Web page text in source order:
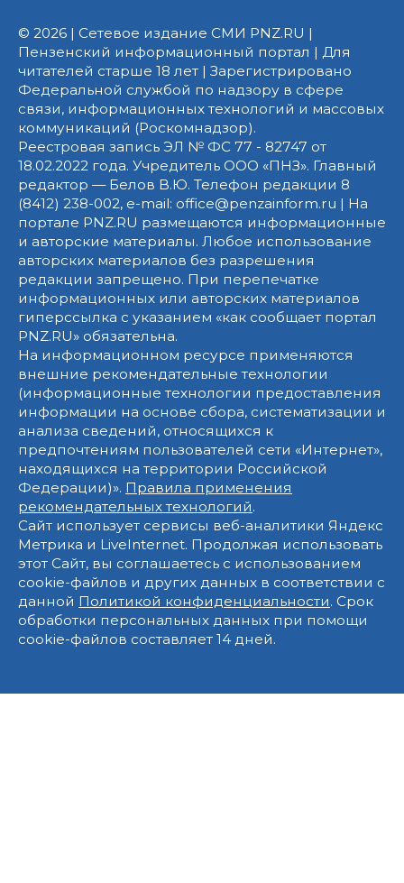
© 2026 | Сетевое издание СМИ PNZ.RU |
Пензенский информационный портал | Для
читателей старше 18 лет | Зарегистрировано
Федеральной службой по надзору в сфере
связи, информационных технологий и массовых
коммуникаций (Роскомнадзор).
Реестровая запись ЭЛ № ФС 77 - 82747 от
18.02.2022 года. Учредитель ООО «ПНЗ». Главный
редактор — Белов В.Ю. Телефон редакции 8
(8412) 238-002, e-mail: office@penzainform.ru | На
портале PNZ.RU размещаются информационные
и авторские материалы. Любое использование
авторских материалов без разрешения
редакции запрещено. При перепечатке
информационных или авторских материалов
гиперссылка с указанием «как сообщает портал
PNZ.RU» обязательна.
На информационном ресурсе применяются
внешние рекомендательные технологии
(информационные технологии предоставления
информации на основе сбора, систематизации и
анализа сведений, относящихся к
предпочтениям пользователей сети «Интернет»,
находящихся на территории Российской
Федерации)». Правила применения
рекомендательных технологий.
Сайт использует сервисы веб-аналитики Яндекс
Метрика и LiveInternet. Продолжая использовать
этот Сайт, вы соглашаетесь с использованием
cookie-файлов и других данных в соответствии с
данной Политикой конфиденциальности. Срок
обработки персональных данных при помощи
cookie-файлов составляет 14 дней.